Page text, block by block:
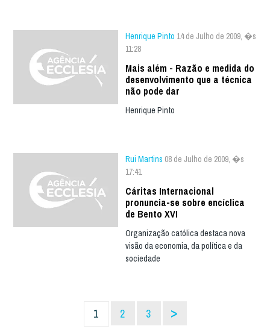
Henrique Pinto 14 de Julho de 2009, �s
11:28
Mais além - Razão e medida do
desenvolvimento que a técnica
não pode dar
Henrique Pinto
Rui Martins 08 de Julho de 2009, �s
17:41
Cáritas Internacional
pronuncia-se sobre encíclica
de Bento XVI
Organização católica destaca nova
visão da economia, da política e da
sociedade
1 2 3 >